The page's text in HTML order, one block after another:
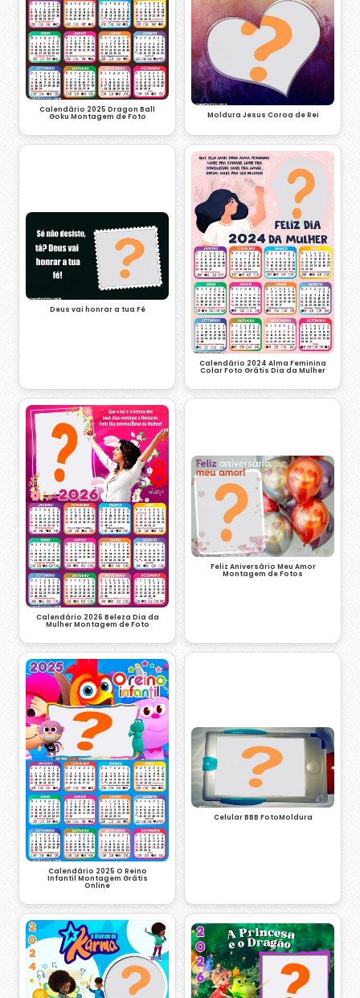
Calendário 2025 Dragon Ball
Goku Montagem de Foto Moldura Jesus Coroa de Rei
Deus vai honrar a tua Fé
Calendário 2024 Alma Feminina
Colar Foto Grátis Dia da Mulher
Calendário 2026 Beleza Dia da
Mulher Montagem de Foto
Feliz Aniversário Meu Amor
Montagem de Fotos
Calendário 2025 O Reino
Infantil Montagem Grátis
Online
Celular BBB FotoMoldura